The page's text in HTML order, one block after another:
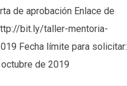
de aprobación Enlace de
bit.ly/taller-mentoria-
Fecha límite para solicitar:
de 2019